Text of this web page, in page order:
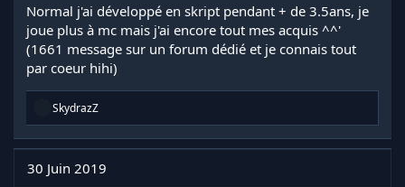
Normal j'ai développé en skript pendant + de 3.5ans, je
joue plus à mc mais j'ai encore tout mes acquis ^^'
(1661 message sur un forum dédié et je connais tout
par coeur hihi)
R
a
c
t
i
SkydrazZ
30 Juin 2019